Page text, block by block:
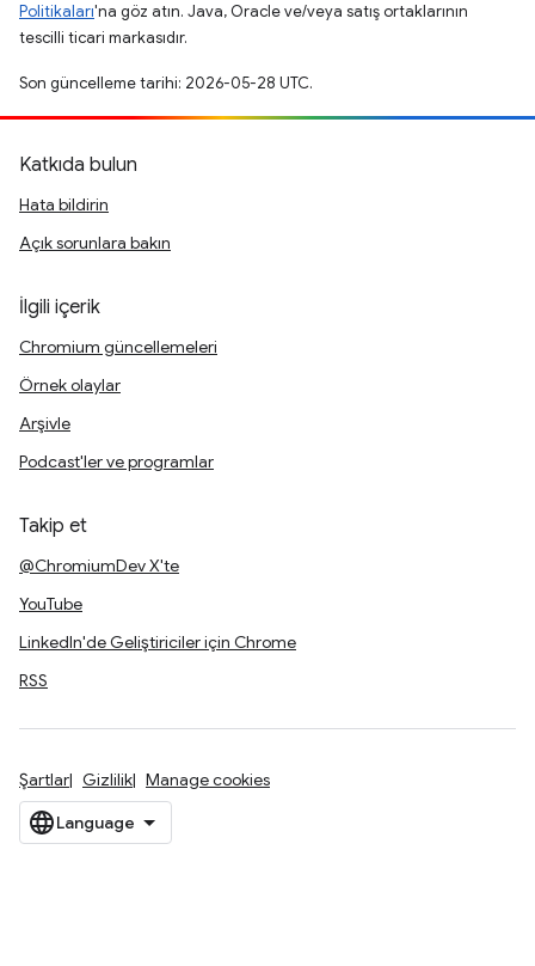
Politikaları'na göz atın. Java, Oracle ve/veya satış ortaklarının
tescilli ticari markasıdır.
Son güncelleme tarihi: 2026-05-28 UTC.
Katkıda bulun
Hata bildirin
Açık sorunlara bakın
İlgili içerik
Chromium güncellemeleri
Örnek olaylar
Arşivle
Podcast'ler ve programlar
Takip et
@ChromiumDev X'te
YouTube
LinkedIn'de Geliştiriciler için Chrome
RSS
Şartlar Gizlilik Manage cookies